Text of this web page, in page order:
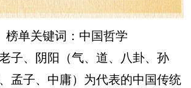
榜单关键词：中国哲学
、阴阳（气、道、八卦、孙
孟子、中庸）为代表的中国传统